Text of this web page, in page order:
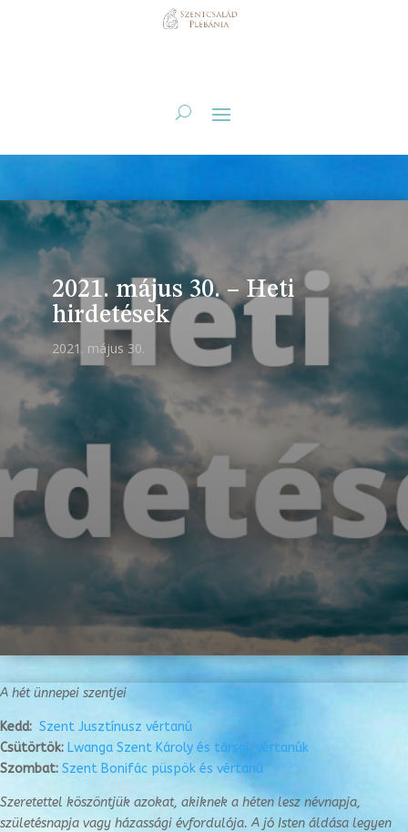
2021. május 30. – Heti
hirdetések
2021. május 30.
A hét ünnepei szentjei
Kedd: Szent Jusztínusz vértanú
Csütörtök: Lwanga Szent Károly és társai, vértanúk
Szombat: Szent Bonifác püspök és vértanú
Szeretettel köszöntjük azokat, akiknek a héten lesz névnapja,
születésnapja vagy házassági évfordulója. A jó Isten áldása legyen